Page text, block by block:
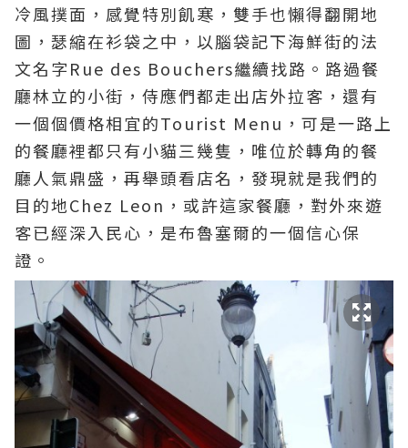
冷風撲面，感覺特別飢寒，雙手也懶得翻開地
圖，瑟縮在衫袋之中，以腦袋記下海鮮街的法
文名字Rue des Bouchers繼續找路。路過餐
廳林立的小街，侍應們都走出店外拉客，還有
一個個價格相宜的Tourist Menu，可是一路上
的餐廳裡都只有小貓三幾隻，唯位於轉角的餐
廳人氣鼎盛，再舉頭看店名，發現就是我們的
目的地Chez Leon，或許這家餐廳，對外來遊
客已經深入民心，是布魯塞爾的一個信心保
證。